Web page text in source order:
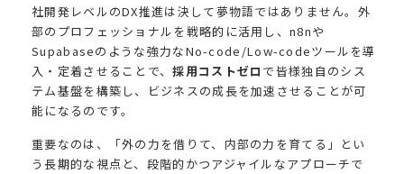
社開発レベルのDX推進は決して夢物語ではありません。外
部のプロフェッショナルを戦略的に活用し、n8nや
Supabaseのような強力なNo-code/Low-codeツールを導
入・定着させることで、採用コストゼロ で皆様独自のシス
テム基盤を構築し、ビジネスの成長を加速させることが可
能になるのです。
重要なのは、「外の力を借りて、内部の力を育てる」とい
う長期的な視点と、段階的かつアジャイルなアプローチで